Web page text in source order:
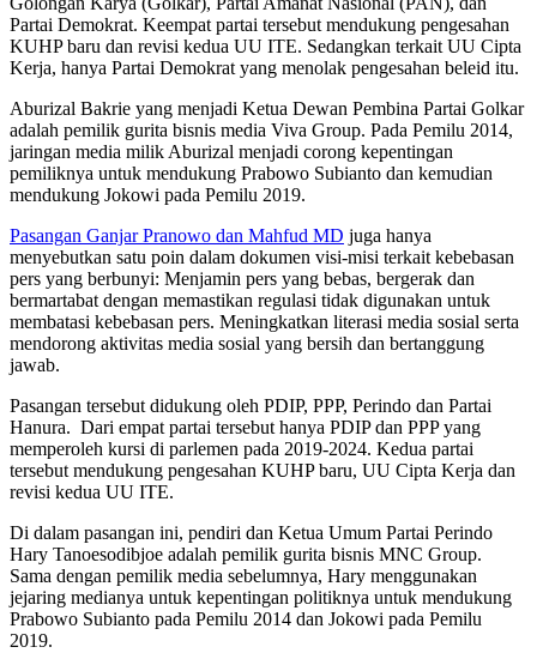
Partai Demokrat. Keempat partai tersebut mendukung pengesahan
KUHP baru dan revisi kedua UU ITE. Sedangkan terkait UU Cipta
Kerja, hanya Partai Demokrat yang menolak pengesahan beleid itu.
Aburizal Bakrie yang menjadi Ketua Dewan Pembina Partai Golkar
adalah pemilik gurita bisnis media Viva Group. Pada Pemilu 2014,
jaringan media milik Aburizal menjadi corong kepentingan
pemiliknya untuk mendukung Prabowo Subianto dan kemudian
mendukung Jokowi pada Pemilu 2019.
Pasangan Ganjar Pranowo dan Mahfud MD juga hanya
menyebutkan satu poin dalam dokumen visi-misi terkait kebebasan
pers yang berbunyi: Menjamin pers yang bebas, bergerak dan
bermartabat dengan memastikan regulasi tidak digunakan untuk
membatasi kebebasan pers. Meningkatkan literasi media sosial serta
mendorong aktivitas media sosial yang bersih dan bertanggung
jawab.
Pasangan tersebut didukung oleh PDIP, PPP, Perindo dan Partai
Hanura. Dari empat partai tersebut hanya PDIP dan PPP yang
memperoleh kursi di parlemen pada 2019-2024. Kedua partai
tersebut mendukung pengesahan KUHP baru, UU Cipta Kerja dan
revisi kedua UU ITE.
Di dalam pasangan ini, pendiri dan Ketua Umum Partai Perindo
Hary Tanoesodibjoe adalah pemilik gurita bisnis MNC Group.
Sama dengan pemilik media sebelumnya, Hary menggunakan
jejaring medianya untuk kepentingan politiknya untuk mendukung
Prabowo Subianto pada Pemilu 2014 dan Jokowi pada Pemilu
2019.